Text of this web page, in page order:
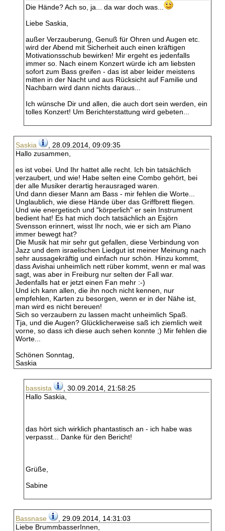
Die Hände? Ach so, ja... da war doch was...
Liebe Saskia,
außer Verzauberung, Genuß für Ohren und Augen etc.
wird der Abend mit Sicherheit auch einen kräftigen
Motivationsschub bewirken! Mir ergeht es jedenfalls
immer so. Nach einem Konzert würde ich am liebsten
sofort zum Bass greifen - das ist aber leider meistens
mitten in der Nacht und aus Rücksicht auf Familie und
Nachbarn wird dann nichts daraus...
Ich wünsche Dir und allen, die auch dort sein werden, ein
tolles Konzert! Um Berichterstattung wird gebeten...
Saskia
, 28.09.2014, 09:09:35
Hallo zusammen,
es ist vobei. Und Ihr hattet alle recht. Ich bin tatsächlich
verzaubert, und wie! Habe selten eine Combo gehört, bei
der alle Musiker derartig herausraged waren.
Und dann dieser Mann am Bass - mir fehlen die Worte...
Unglaublich, wie diese Hände über das Griffbrett fliegen.
Und wie energetisch und "körperlich" er sein Instrument
bedient hat! Es hat mich doch tatsächlich an Esjörn
Svensson erinnert, wisst Ihr noch, wie er sich am Piano
immer bewegt hat?
Die Musik hat mir sehr gut gefallen, diese Verbindung von
Jazz und dem israelischen Liedgut ist meiner Meinung nach
sehr aussagekräftig und einfach nur schön. Hinzu kommt,
dass Avishai unheimlich nett rüber kommt, wenn er mal was
sagt, was aber in Freiburg nur selten der Fall war.
Jedenfalls hat er jetzt einen Fan mehr :-)
Und ich kann allen, die ihn noch nicht kennen, nur
empfehlen, Karten zu besorgen, wenn er in der Nähe ist,
man wird es nicht bereuen!
Sich so verzaubern zu lassen macht unheimlich Spaß.
Tja, und die Augen? Glücklicherweise saß ich ziemlich weit
vorne, so dass ich diese auch sehen konnte ;) Mir fehlen die
Worte...
Schönen Sonntag,
Saskia
bassista
, 30.09.2014, 21:58:25
Hallo Saskia,
das hört sich wirklich phantastisch an - ich habe was
verpasst... Danke für den Bericht!
Grüße,
Sabine
Bassnase
, 29.09.2014, 14:31:03
Liebe BrummbasserInnen,